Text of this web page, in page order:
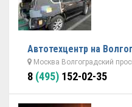
Автотехцентр на
Москва Волгоградский
8 (495) 152-02-35